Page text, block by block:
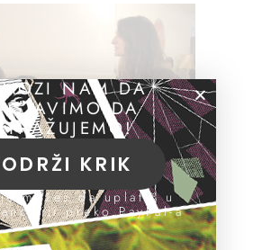
NAM DA
DA
KRIK
možeš da uplatiš u
ili preko PayPal-a